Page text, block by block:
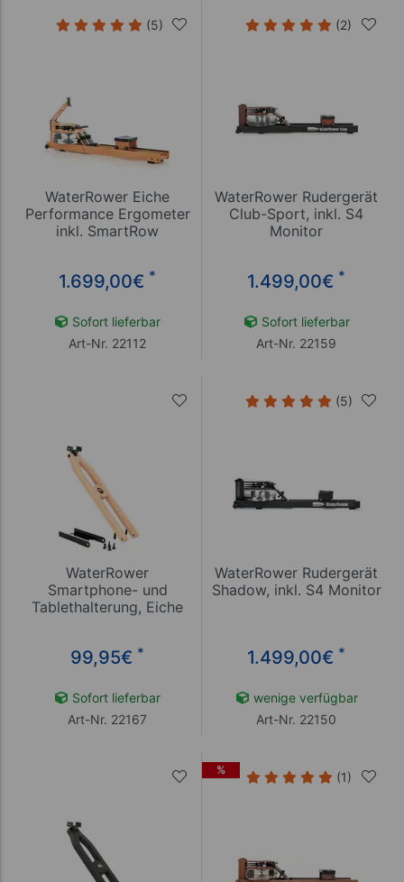
(5)
WaterRower Eiche
Performance Ergometer
inkl. SmartRow
1.699,00€ *
Sofort lieferbar
Art-Nr. 22112
(2)
WaterRower Rudergerät
Club-Sport, inkl. S4
Monitor
1.499,00€ *
Sofort lieferbar
Art-Nr. 22159
WaterRower
Smartphone- und
Tablethalterung, Eiche
99,95€ *
Sofort lieferbar
Art-Nr. 22167
(5)
WaterRower Rudergerät
Shadow, inkl. S4 Monitor
1.499,00€ *
wenige verfügbar
Art-Nr. 22150
% (1)